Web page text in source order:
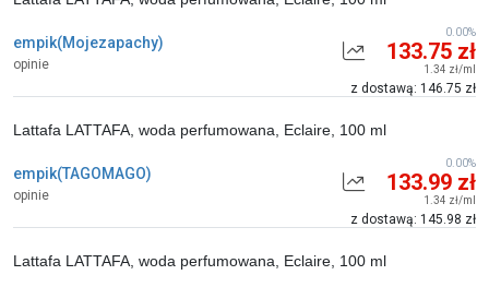
empik(Mojezapachy)
opinie 133.75 zł
1.34 zł/ml
z dostawą: 146.75 zł
0.00%
empik(TAGOMAGO)
opinie
Lattafa LATTAFA, woda perfumowana, Eclaire, 100 ml
133.99 zł
1.34 zł/ml
z dostawą: 145.98 zł
0.00%
Lattafa LATTAFA, woda perfumowana, Eclaire, 100 ml